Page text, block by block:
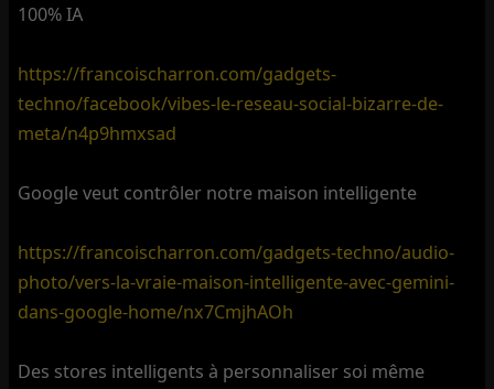
100% IA
https://francoischarron.com/gadgets-
techno/facebook/vibes-le-reseau-social-bizarre-de-
meta/n4p9hmxsad
Google veut contrôler notre maison intelligente
https://francoischarron.com/gadgets-techno/audio-
photo/vers-la-vraie-maison-intelligente-avec-gemini-
dans-google-home/nx7CmjhAOh
Des stores intelligents à personnaliser soi même